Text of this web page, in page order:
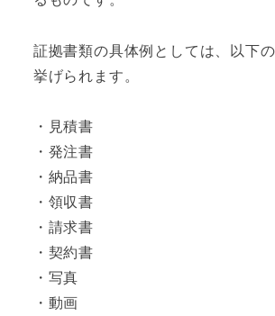
証拠書類の具体例としては、以下
挙げられます。
・見積書
・発注書
・納品書
・領収書
・請求書
・契約書
・写真
・動画